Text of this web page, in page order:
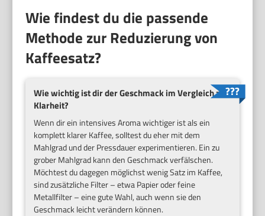
Wie findest du die passende
Methode zur Reduzierung von
Kaffeesatz?
Wie wichtig ist dir der Geschmack im Vergleich zur
Klarheit?
Wenn dir ein intensives Aroma wichtiger ist als ein
komplett klarer Kaffee, solltest du eher mit dem
Mahlgrad und der Pressdauer experimentieren. Ein zu
grober Mahlgrad kann den Geschmack verfälschen.
Möchtest du dagegen möglichst wenig Satz im Kaffee,
sind zusätzliche Filter – etwa Papier oder feine
Metallfilter – eine gute Wahl, auch wenn sie den
Geschmack leicht verändern können.